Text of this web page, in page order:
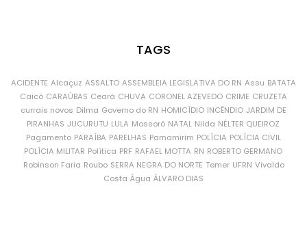
TAGS
ACIDENTE Alcaçuz ASSALTO ASSEMBLEIA LEGISLATIVA DO RN Assu BATATA
Caicó CARAÚBAS Ceará CHUVA CORONEL AZEVEDO CRIME CRUZETA
currais novos Dilma Governo do RN HOMICÍDIO INCÊNDIO JARDIM DE
PIRANHAS JUCURUTU LULA Mossoró NATAL Nilda NÉLTER QUEIROZ
Pagamento PARAÍBA PARELHAS Parnamirim POLÍCIA POLÍCIA CIVIL
POLÍCIA MILITAR Política PRF RAFAEL MOTTA RN ROBERTO GERMANO
Robinson Faria Roubo SERRA NEGRA DO NORTE Temer UFRN Vivaldo
Costa Água ÁLVARO DIAS